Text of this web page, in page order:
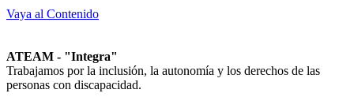
Vaya al Contenido
ATEAM - "Integra"
Trabajamos por la inclusión, la autonomía y los derechos de las
personas con discapacidad.